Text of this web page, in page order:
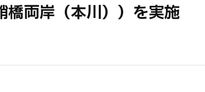
橋両岸（本川））を実施